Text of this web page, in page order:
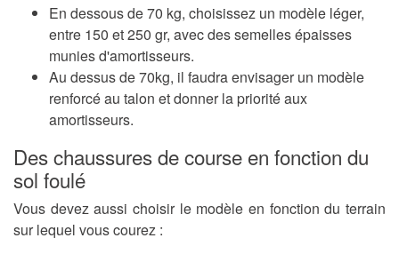
En dessous de 70 kg, choisissez un modèle léger,
entre 150 et 250 gr, avec des semelles épaisses
munies d'amortisseurs.
Au dessus de 70kg, il faudra envisager un modèle
renforcé au talon et donner la priorité aux
amortisseurs.
Des chaussures de course en fonction du
sol foulé
Vous devez aussi choisir le modèle en fonction du terrain
sur lequel vous courez :